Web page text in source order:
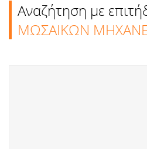
Αναζήτηση με
ΜΩΣΑΙΚΩΝ